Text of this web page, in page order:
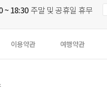
~ 18:30 주말 및 공휴일 휴무
이용약관 여행약관